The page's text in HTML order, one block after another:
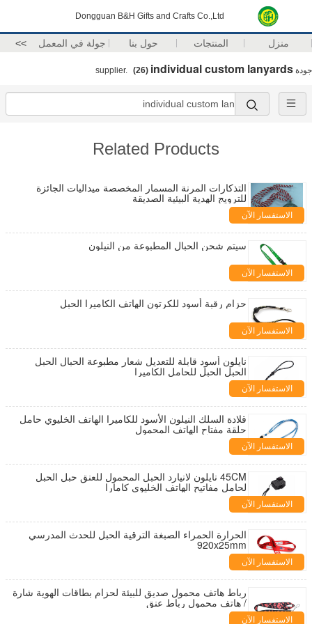
Dongguan B&H Gifts and Crafts Co.,Ltd
منزل المنتجات حول بنا جولة في المعمل >>
جودة individual custom lanyards
(26)
Related Products
التذكارات المرنة المسمار المخصصة ميداليات الجائزة
للترويج الهدية البيئية الصديقة
الاستفسار الآن
سيتم شحن الحبال المطبوعة من النيلون
الاستفسار الآن
حزام رقبة أسود للكرتون الهاتف الكاميرا الحبل
الاستفسار الآن
نايلون أسود قابلة للتعديل شعار مطبوعة الحبال الحبل
الحبل الحبل للحامل الكاميرا
الاستفسار الآن
قلادة السلك النيلون الأسود للكاميرا الهاتف الخليوي حامل
حلقة مفتاح الهاتف المحمول
الاستفسار الآن
45CM نايلون لانيارد الحبل المحمول للعنق حبل الحبل
لحامل مفاتيح الهاتف الخليوي كامارا
الاستفسار الآن
الحرارة الحمراء الصبغة الترقية الحبل للحدث المدرسي
920x25mm
الاستفسار الآن
رباط هاتف محمول صديق للبيئة لحزام بطاقات الهوية شارة
/ هاتف محمول رباط عنق
الاستفسار الآن